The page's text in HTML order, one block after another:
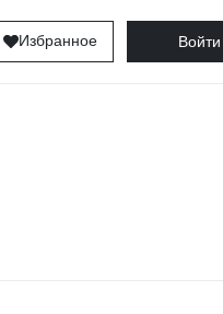
Избранное Войти